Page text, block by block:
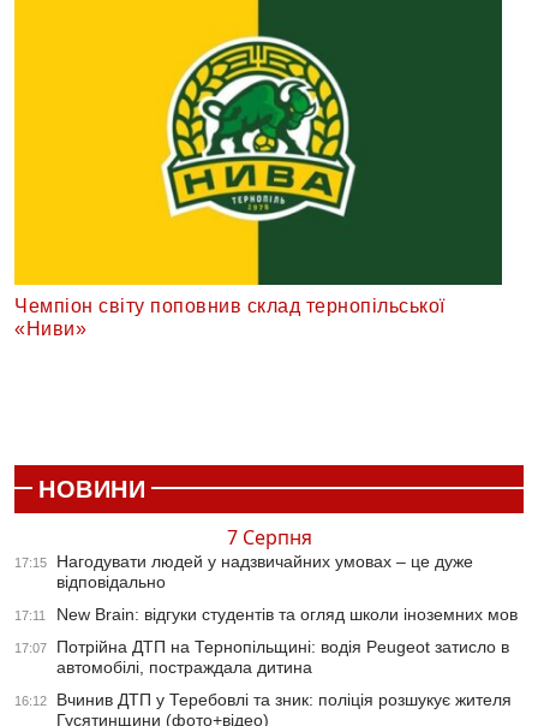
Чемпіон світу поповнив склад тернопільської
«Ниви»
НОВИНИ
7 Серпня
17:15
Нагодувати людей у надзвичайних умовах – це дуже
відповідально
17:11 New Brain: відгуки студентів та огляд школи іноземних мов
17:07
Потрійна ДТП на Тернопільщині: водія Peugeot затисло в
автомобілі, постраждала дитина
16:12
Вчинив ДТП у Теребовлі та зник: поліція розшукує жителя
Гусятинщини (фото+відео)